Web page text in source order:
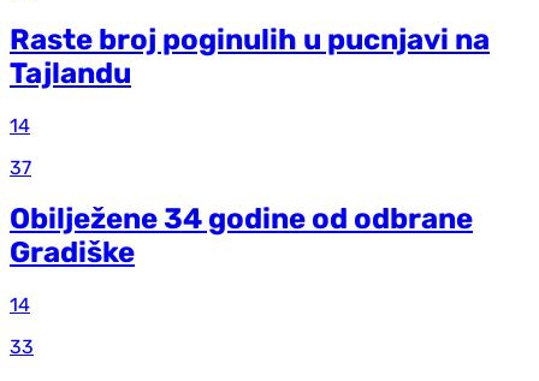
Raste broj poginulih u pucnjavi na
Tajlandu
14
37
Obilježene 34 godine od odbrane
Gradiške
14
33